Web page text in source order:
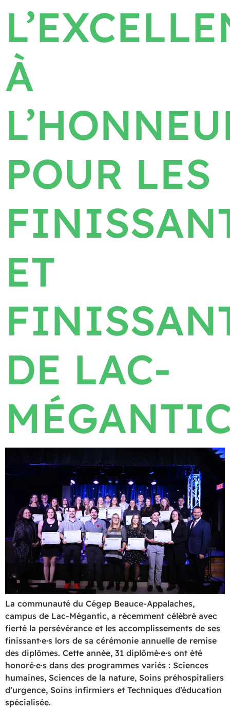
À
POUR LES
ET
DE LAC-
La communauté du Cégep Beauce-Appalaches,
campus de Lac-Mégantic, a récemment célébré avec
fierté la persévérance et les accomplissements de ses
finissant·e·s lors de sa cérémonie annuelle de remise
des diplômes. Cette année, 31 diplômé·e·s ont été
honoré·e·s dans des programmes variés : Sciences
humaines, Sciences de la nature, Soins préhospitaliers
d’urgence, Soins infirmiers et Techniques d’éducation
spécialisée.